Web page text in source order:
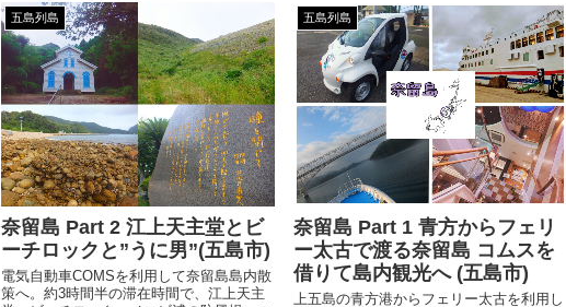
五島列島
奈留島 Part 2 江上天主堂とビ
ーチロックと”うに男”(五島市)
電気自動車COMSを利用して奈留島島内散
策へ。約3時間半の滞在時間で、江上天主
五島列島
奈留島 Part 1 青方からフェリ
ー太古で渡る奈留島 コムスを
借りて島内観光へ (五島市)
上五島の青方港からフェリー太古を利用し